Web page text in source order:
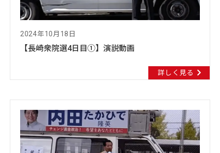
2024年10月18日
【長崎衆院選4日目①】演説動画
詳しく見る